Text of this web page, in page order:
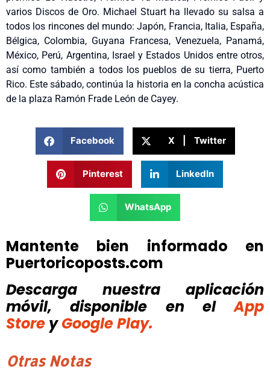
varios Discos de Oro. Michael Stuart ha llevado su salsa a
todos los rincones del mundo: Japón, Francia, Italia, España,
Bélgica, Colombia, Guyana Francesa, Venezuela, Panamá,
México, Perú, Argentina, Israel y Estados Unidos entre otros,
así como también a todos los pueblos de su tierra, Puerto
Rico. Este sábado, continúa la historia en la concha acústica
de la plaza Ramón Frade León de Cayey.
Facebook X | Twitter
Pinterest LinkedIn
WhatsApp
Mantente bien informado en
Puertoricoposts.com
Descarga nuestra aplicación
móvil, disponible
en el
App
Store y Google Play.
Otras Notas